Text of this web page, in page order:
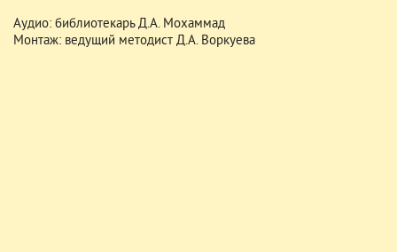
Аудио: библиотекарь Д.А. Мохаммад
Монтаж: ведущий методист Д.А. Воркуева